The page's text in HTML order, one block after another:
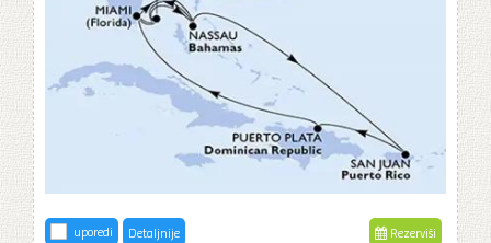
uporedi Detaljnije Rezerviši